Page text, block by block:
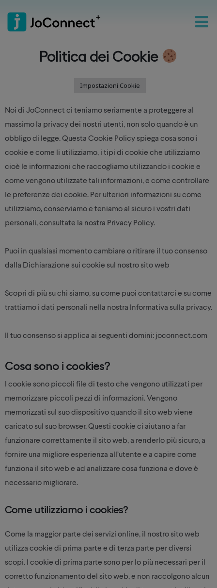
Politica dei Cookie
Impostazioni Cookie
Noi di JoConnect ci teniamo seriamente a proteggere al
massimo la privacy dei nostri utenti, non solo quando è un
obbligo di legge. Questa Cookie Policy spiega cosa sono i
cookie e come li utilizziamo, i tipi di cookie che utilizziamo
cioè le informazioni che raccogliamo utilizzando i cookie e
come vengono utilizzate tali informazioni, e come controllare
le preferenze dei cookie. Per ulteriori informazioni su come
utilizziamo, conserviamo e teniamo al sicuro i vostri dati
personali, consultate la nostra Privacy Policy.
Puoi in qualsiasi momento cambiare o ritirare il tuo consenso
dalla Dichiarazione sui cookie sul nostro sito web
Scopri di più su chi siamo, su come puoi contattarci e su come
trattiamo i dati personali nella nostra Informativa sulla privacy.
Il tuo consenso si applica ai seguenti domini: joconnect.com
Cosa sono i cookies?
I cookie sono piccoli file di testo che vengono utilizzati per
memorizzare piccoli pezzi di informazioni. Vengono
memorizzati sul suo dispositivo quando il sito web viene
caricato sul suo browser. Questi cookie ci aiutano a far
funzionare correttamente il sito web, a renderlo più sicuro, a
fornire una migliore esperienza all’utente e a capire come
funziona il sito web e ad analizzare cosa funziona e dove è
necessario migliorare.
Come utilizziamo i cookies?
Come la maggior parte dei servizi online, il nostro sito web
utilizza cookie di prima parte e di terza parte per diversi
scopi. I cookie di prima parte sono per lo più necessari per il
corretto funzionamento del sito web, e non raccolgono alcun